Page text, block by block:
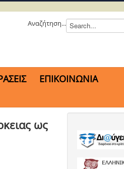
Αναζήτηση...
ΕΠΙΚΟΙΝΩΝΙΑ
ως